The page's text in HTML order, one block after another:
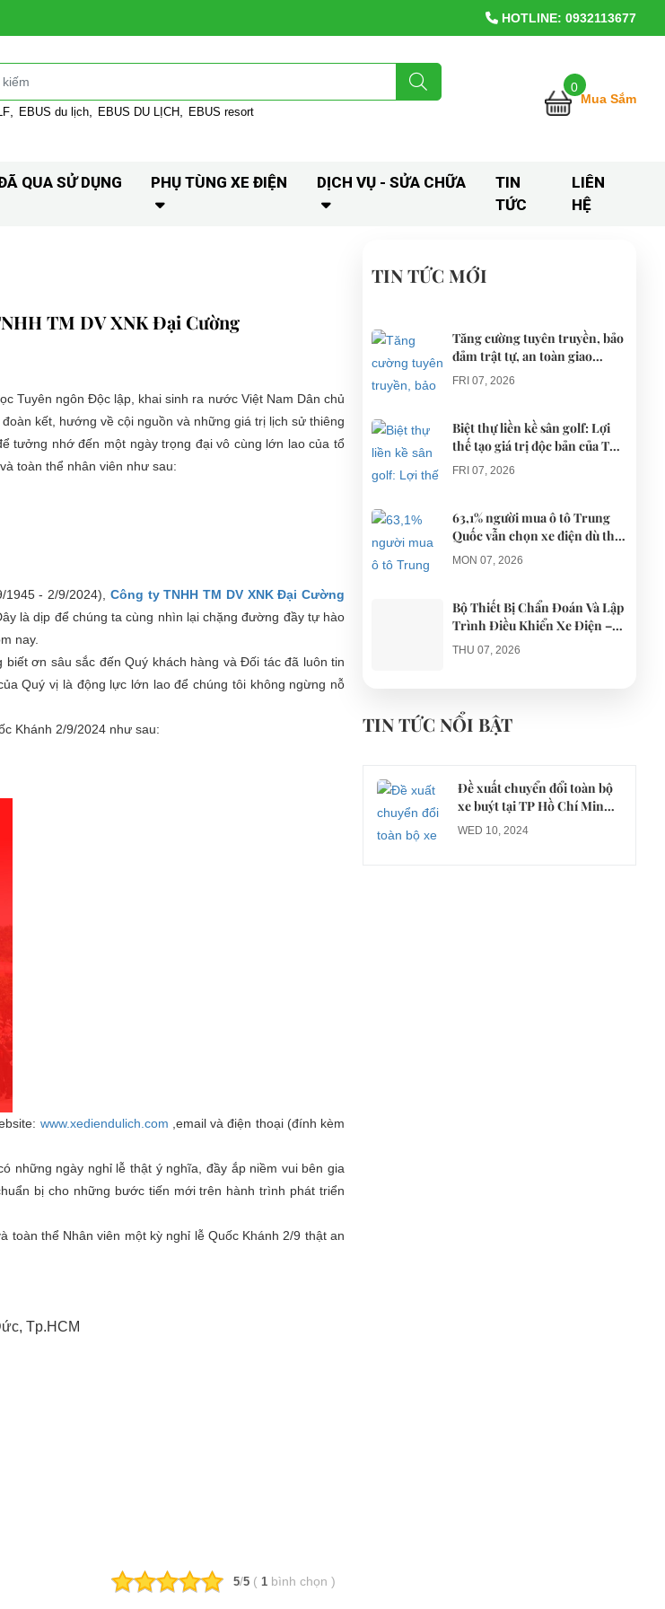
HOTLINE: 0932113677
EBUS du lịch EBUS DU LỊCH EBUS resort
0
Mua Sắm
QUA SỬ DỤNG PHỤ TÙNG XE ĐIỆN DỊCH VỤ - SỬA CHỮA
TIN
TỨC
LIÊN
HỆ
TM DV XNK Đại Cường
Tuyên ngôn Độc lập, khai sinh ra nước Việt Nam Dân chủ
kết, hướng về cội nguồn và những giá trị lịch sử thiêng
tưởng nhớ đến một ngày trọng đại vô cùng lớn lao của tổ
toàn thể nhân viên như sau:
- 2/9/2024), Công ty TNHH TM DV XNK Đại Cường
là dịp để chúng ta cùng nhìn lại chặng đường đầy tự hào
nay.
biết ơn sâu sắc đến Quý khách hàng và Đối tác đã luôn tin
Quý vị là động lực lớn lao để chúng tôi không ngừng nỗ
Khánh 2/9/2024 như sau:
www.xediendulich.com ,email và điện thoại (đính kèm
những ngày nghỉ lễ thật ý nghĩa, đầy ắp niềm vui bên gia
bị cho những bước tiến mới trên hành trình phát triển
toàn thể Nhân viên một kỳ nghỉ lễ Quốc Khánh 2/9 thật an
Tp.HCM
5/5 ( 1 bình chọn )
TIN TỨC MỚI
Tăng cường tuyên truyền, bảo
đảm trật tự, an toàn giao
thông khi thí điểm xe điện 4
bánh phục vụ du lịch
FRI 07, 2026
Biệt thự liền kề sân golf: Lợi
thế tạo giá trị độc bản của The
AGULA Tây Ninh
FRI 07, 2026
63,1% người mua ô tô Trung
Quốc vẫn chọn xe điện dù thị
trường tháng 7 hạ nhiệt
MON 07, 2026
Bộ Thiết Bị Chẩn Đoán Và Lập
Trình Điều Khiển Xe Điện –
Giải Pháp Bảo Trì Chuyên
Nghiệp
THU 07, 2026
điện du lịch gây gổ khi đón du
khách ở Quy Nhơn
TIN TỨC NỔI BẬT
Đề xuất chuyển đổi toàn bộ
xe buýt tại TP Hồ Chí Minh
sang xe điện từ năm 2026
WED 10, 2024